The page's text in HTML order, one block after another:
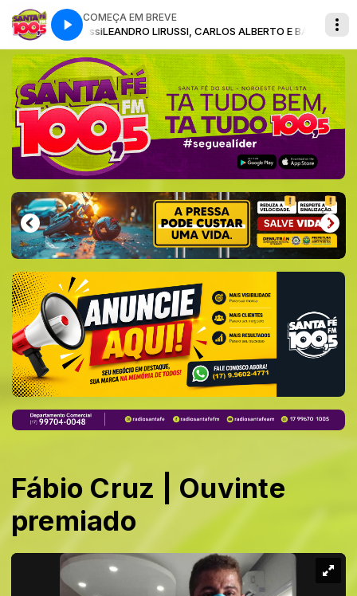
COMEÇA EM BREVE
Lirussi LEANDRO LIRUSSI, CARLOS ALBERTO E BÁRBARA com
Fábio Cruz | Ouvinte
premiado